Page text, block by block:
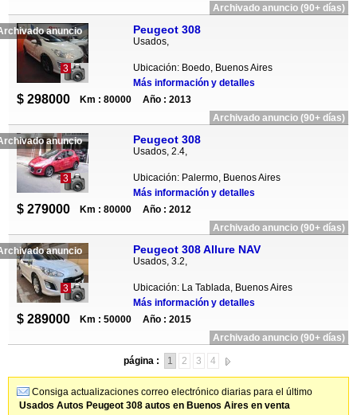
Archivado anuncio (90+ días)
anuncio
3
Peugeot 308
Usados,
Ubicación: Boedo, Buenos Aires
Más información y detalles
$ 298000 Km : 80000
Año : 2013
Archivado anuncio (90+ días)
anuncio
3
Peugeot 308
Usados, 2.4,
Ubicación: Palermo, Buenos Aires
Más información y detalles
$ 279000 Km : 80000
Año : 2012
Archivado anuncio (90+ días)
anuncio
3
Peugeot 308 Allure NAV
Usados, 3.2,
Ubicación: La Tablada, Buenos Aires
Más información y detalles
$ 289000 Km : 50000
Año : 2015
Archivado anuncio (90+ días)
página : 1 2 3 4
Consiga actualizaciones correo electrónico diarias para el último
Usados Autos Peugeot 308 autos en Buenos Aires en venta